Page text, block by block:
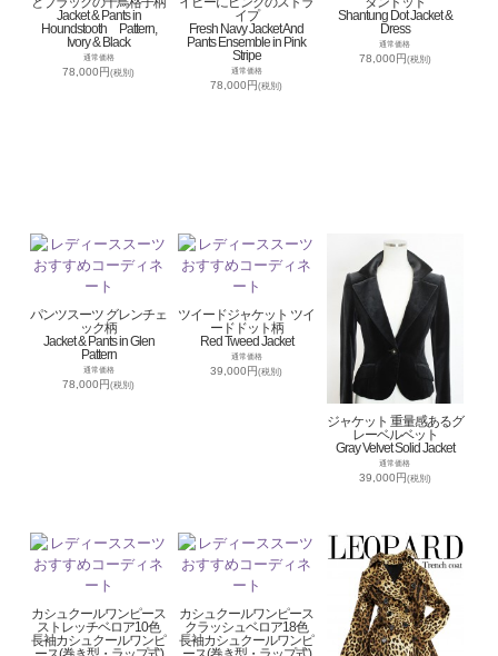
Jacket & Pants in
Houndstooth Pattern,
Ivory & Black
通常価格
78,000円(税別)
イプ
Fresh Navy Jacket And
Pants Ensemble in Pink
Stripe
通常価格
78,000円(税別)
Shantung Dot Jacket &
Dress
通常価格
78,000円(税別)
パンツスーツ グレンチェ
ック柄
Jacket & Pants in Glen
Pattern
通常価格
78,000円(税別)
ツイードジャケット ツイ
ードドット柄
Red Tweed Jacket
通常価格
39,000円(税別)
ジャケット 重量感あるグ
レーベルベット
Gray Velvet Solid Jacket
通常価格
39,000円(税別)
カシュクールワンピース
ストレッチベロア10色
長袖カシュクールワンピ
カシュクールワンピース
クラッシュベロア18色
長袖カシュクールワンピ